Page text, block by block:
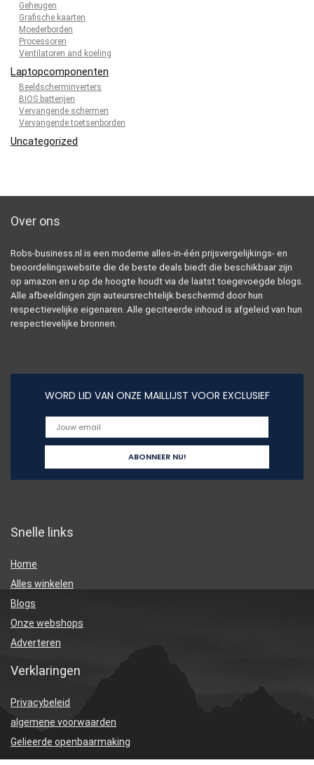
Geheugen
Grafische kaarten
Moederborden
Processoren
Ventilatoren and koeling
Laptopcomponenten
Beeldscherminverters
BIOS batterijen
Vervangende schermen
Vervangende toetsenborden
Uncategorized
Over ons
Robs-business.nl is een moderne alles-in-één prijsvergelijkings- en
beoordelingswebsite die de beste deals biedt die beschikbaar zijn
op amazon en u op de hoogte houdt via de laatst toegevoegde blogs.
Alle afbeeldingen zijn auteursrechtelijk beschermd door hun
respectievelijke eigenaren. Alle geciteerde inhoud is afgeleid van hun
respectievelijke bronnen.
WORD LID VAN ONZE MAILLIJST VOOR EXCLUSIEF
Snelle links
Home
Alles winkelen
Blogs
Onze webshops
Adverteren
Verklaringen
Privacybeleid
algemene voorwaarden
Gelieerde openbaarmaking